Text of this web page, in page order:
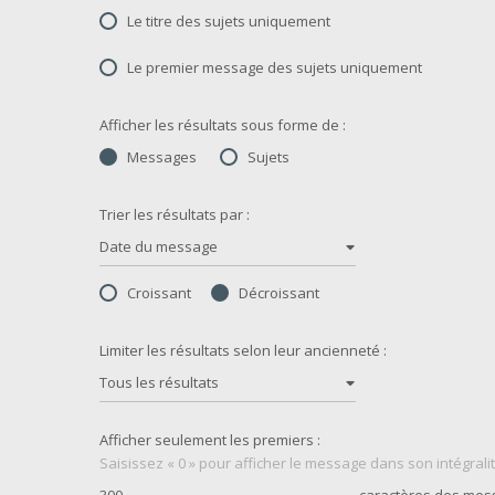
Le titre des sujets uniquement
Le premier message des sujets uniquement
Afficher les résultats sous forme de :
Messages
Sujets
Trier les résultats par :
Date du message
Croissant Décroissant
Limiter les résultats selon leur ancienneté :
Tous les résultats
Afficher seulement les premiers :
Saisissez « 0 » pour afficher le message dans son